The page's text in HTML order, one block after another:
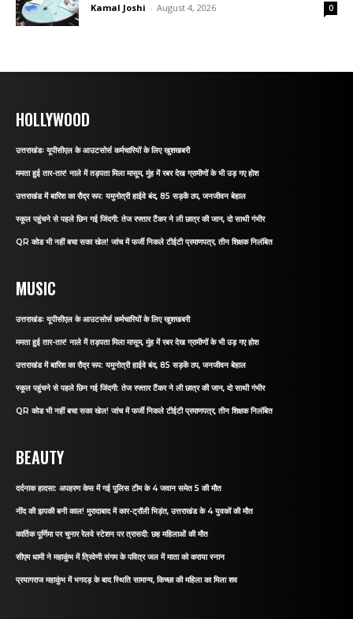
Kamal Joshi - August 4, 2026 0
HOLLYWOOD
उत्तराखंडः यूपीसीएल के आउटसोर्स कर्मचारियों के लिए खुशखबरी
ममता हुई तार-तार! नाले में तड़पता मिला मासूम, मुंह में रबर देख ग्रामीणों के भी उड़ गए होश
उत्तराखंड में बारिश का रौद्र रूप: यमुनोत्री हाईवे बंद, 85 सड़कें ठप, जनजीवन बेहाल
स्कूल पहुंचने से पहले छिन गई जिंदगी: तेज रफ्तार टैंकर ने ली छात्र की जान, दो साथी गंभीर
QR कोड भी नहीं बचा सका खेल! जांच में फर्जी निकले टीईटी प्रमाणपत्र, तीन शिक्षक निलंबित
MUSIC
उत्तराखंडः यूपीसीएल के आउटसोर्स कर्मचारियों के लिए खुशखबरी
ममता हुई तार-तार! नाले में तड़पता मिला मासूम, मुंह में रबर देख ग्रामीणों के भी उड़ गए होश
उत्तराखंड में बारिश का रौद्र रूप: यमुनोत्री हाईवे बंद, 85 सड़कें ठप, जनजीवन बेहाल
स्कूल पहुंचने से पहले छिन गई जिंदगी: तेज रफ्तार टैंकर ने ली छात्र की जान, दो साथी गंभीर
QR कोड भी नहीं बचा सका खेल! जांच में फर्जी निकले टीईटी प्रमाणपत्र, तीन शिक्षक निलंबित
BEAUTY
दर्दनाक हादसा: अपहरण केस में गई पुलिस टीम के 4 जवान समेत 5 की मौत
नींद की झपकी बनी काल! मुरादाबाद में कार-ट्रॉली भिड़ंत, उत्तराखंड के 4 युवकों की मौत
कार्तिक पूर्णिमा पर चुनार रेलवे स्टेशन पर त्रासदी: छह महिलाओं की मौत
सीएम धामी ने महाकुंभ में त्रिवेणी संगम के पवित्र जल में माता को कराया स्नान
प्रयागराज महाकुंभ में भगदड़ के बाद स्थिति सामान्य, किच्छा की महिला का मिला शव